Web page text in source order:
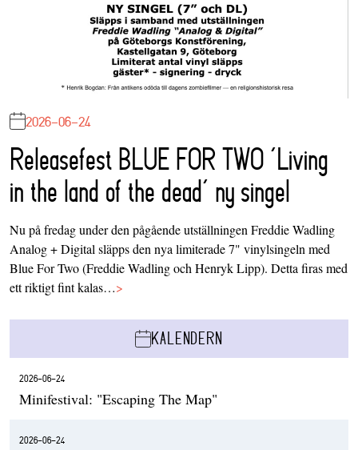
2026-06-24
Releasefest BLUE FOR TWO ‘Living
in the land of the dead’ ny singel
Nu på fredag under den pågående utställningen Freddie Wadling
Analog + Digital släpps den nya limiterade 7" vinylsingeln med
Blue For Two (Freddie Wadling och Henryk Lipp). Detta firas med
ett riktigt fint kalas…>
KALENDERN
2026-06-24
Minifestival: "Escaping The Map"
2026-06-24